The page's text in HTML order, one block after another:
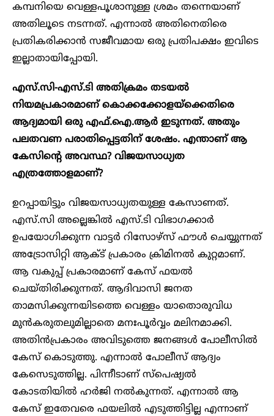
കമ്പനിയെ വെള്ളപൂശാനുള്ള ശ്രമം തന്നെയാണ്
അതിലൂടെ നടന്നത്. എന്നാല്‍ അതിനെതിരെ
പ്രതികരിക്കാന്‍ സജീവമായ ഒരു പ്രതിപക്ഷം ഇവിടെ
ഇല്ലാതായിപ്പോയി.
എസ്.സി-എസ്.ടി അതിക്രമം തടയൽ
നിയമപ്രകാരമാണ് കൊക്കക്കോളയ്‌ക്കെതിരെ
ആദ്യമായി ഒരു എഫ്.ഐ.ആര്‍ ഇടുന്നത്. അതും
പലതവണ പരാതിപ്പെട്ടതിന് ശേഷം. എന്താണ് ആ
കേസിന്റെ അവസ്ഥ? വിജയസാധ്യത
എത്രത്തോളമാണ്?
ഉറപ്പായിട്ടും വിജയസാധ്യതയുള്ള കേസാണത്.
എസ്.സി അല്ലെങ്കില്‍ എസ്.ടി വിഭാഗക്കാര്‍
ഉപയോഗിക്കുന്ന വാട്ടര്‍ റിസോഴ്‌സ് ഫൗള്‍ ചെയ്യുന്നത്
അട്രോസിറ്റി ആക്ട് പ്രകാരം ക്രിമിനല്‍ കുറ്റമാണ്.
ആ വകുപ്പ് പ്രകാരമാണ് കേസ് ഫയല്‍
ചെയ്തിരിക്കുന്നത്. ആദിവാസി ജനത
താമസിക്കുന്നയിടത്തെ വെള്ളം യാതൊരുവിധ
മുന്‍കരുതലുമില്ലാതെ മനഃപൂര്‍വ്വം മലിനമാക്കി.
അതിന്‍പ്രകാരം അവിടുത്തെ ജനങ്ങള്‍ പോലീസില്‍
കേസ് കൊടുത്തു. എന്നാല്‍ പോലീസ് ആദ്യം
കേസെടുത്തില്ല. പിന്നീടാണ് സ്‌പെഷ്യല്‍
കോടതിയില്‍ ഹര്‍ജി നല്‍കുന്നത്. എന്നാല്‍ ആ
കേസ് ഇതേവരെ ഫയലില്‍ എടുത്തിട്ടില്ല എന്നാണ്